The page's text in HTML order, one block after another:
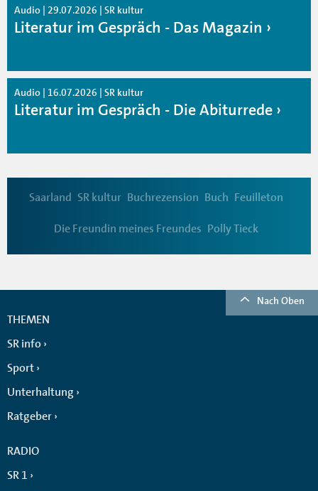
Audio | 29.07.2026 | SR kultur
Literatur im Gespräch - Das Magazin
Audio | 16.07.2026 | SR kultur
Literatur im Gespräch - Die Abiturrede
Saarland SR kultur Buchrezension Buch Feuilleton
Die Freundin meines Freundes Polly Tieck
Nach Oben
THEMEN
SR info
Sport
Unterhaltung
Ratgeber
RADIO
SR 1